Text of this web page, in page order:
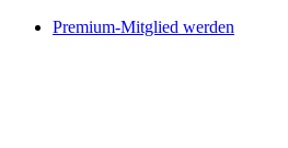
Premium-Mitglied werden